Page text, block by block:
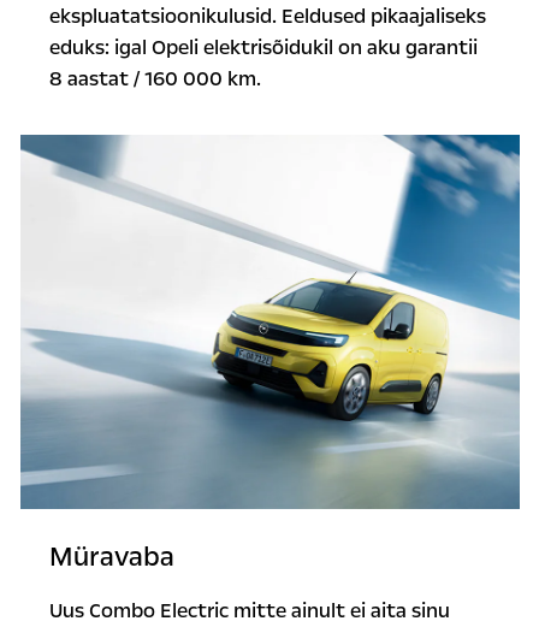
ekspluatatsioonikulusid. Eeldused pikaajaliseks
eduks: igal Opeli elektrisõidukil on aku garantii
8 aastat / 160 000 km.
Müravaba
Uus Combo Electric mitte ainult ei aita sinu